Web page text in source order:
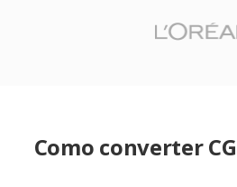
Como converter